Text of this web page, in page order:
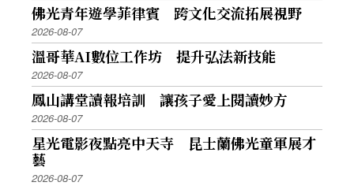
佛光青年遊學菲律賓 跨文化交流拓展視野
2026-08-07
溫哥華AI數位工作坊 提升弘法新技能
2026-08-07
鳳山講堂讀報培訓 讓孩子愛上閱讀妙方
2026-08-07
星光電影夜點亮中天寺 昆士蘭佛光童軍展才
藝
2026-08-07